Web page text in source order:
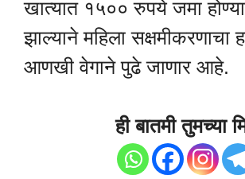
खात्यात १५०० रुपये जमा
झाल्याने महिला सक्षमीकरणाचा
आणखी वेगाने पुढे जाणार आहे.
ही बातमी तुमच्या